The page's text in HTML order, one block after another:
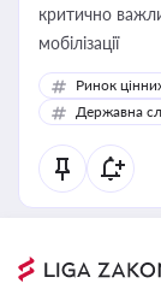
критично
мобілізації
Ринок
Державна